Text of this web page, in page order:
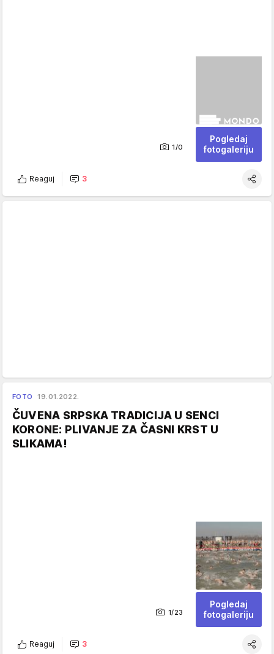
1/0
Pogledaj
fotogaleriju
Reaguj 3
FOTO 19.01.2022.
ČUVENA SRPSKA TRADICIJA U SENCI
KORONE: PLIVANJE ZA ČASNI KRST U
SLIKAMA!
1/23
Pogledaj
fotogaleriju
Reaguj 3